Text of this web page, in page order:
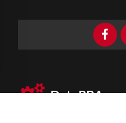
DataPBA